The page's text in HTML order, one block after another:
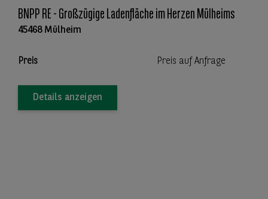
BNPP RE - Großzügige Ladenfläche im Herzen Mülheims
45468 Mülheim
Preis Preis auf Anfrage
Details anzeigen